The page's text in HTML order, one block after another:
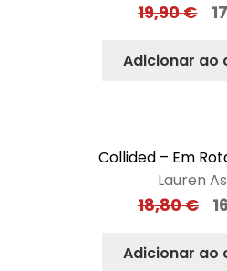
19,90€
Adicionar ao
Collided – Em
Lauren
18,80€
Adicionar ao